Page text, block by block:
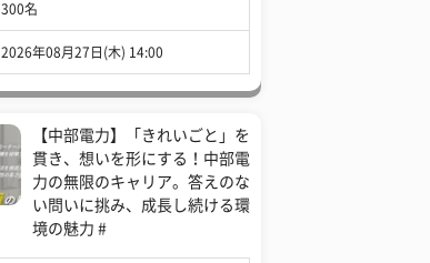
300名
2026年08月27日(木) 14:00
【中部電力】「きれいごと」を
貫き、想いを形にする！中部電
力の無限のキャリア。答えのな
い問いに挑み、成長し続ける環
境の魅力 #